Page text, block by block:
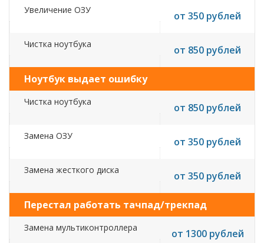
Увеличение ОЗУ от 350 рублей
Чистка ноутбука от 850 рублей
Ноутбук выдает ошибку
Чистка ноутбука от 850 рублей
Замена ОЗУ от 350 рублей
Замена жесткого диска от 350 рублей
Перестал работать тачпад/трекпад
Замена мультиконтроллера от 1300 рублей